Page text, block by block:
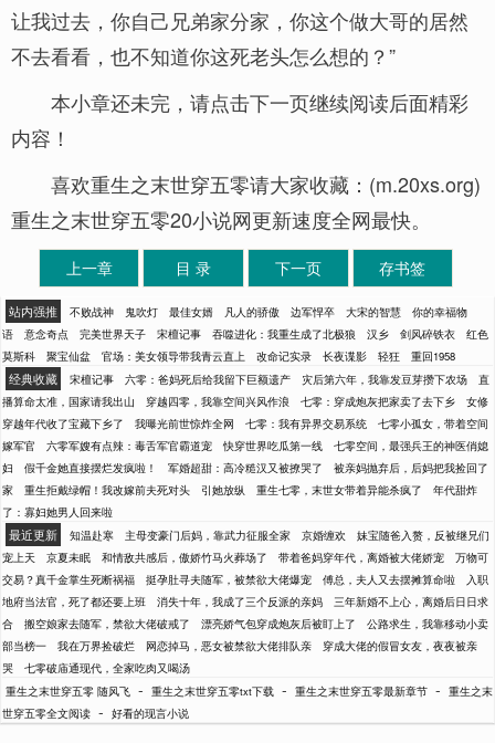
让我过去，你自己兄弟家分家，你这个做大哥的居然
不去看看，也不知道你这死老头怎么想的？”
本小章还未完，请点击下一页继续阅读后面精彩
内容！
喜欢重生之末世穿五零请大家收藏：(m.20xs.org)
重生之末世穿五零20小说网更新速度全网最快。
上一章 目 录 下一页 存书签
站内强推 不败战神 鬼吹灯 最佳女婿 凡人的骄傲 边军悍卒 大宋的智慧
你的幸福物
语
意念奇点 完美世界天子 宋檀记事 吞噬进化：我重生成了北极狼 汉乡 剑风碎铁衣
红色
莫斯科
聚宝仙盆 官场：美女领导带我青云直上 改命记实录 长夜谍影 轻狂 重回1958
经典收藏 宋檀记事 六零：爸妈死后给我留下巨额遗产 灾后第六年，我靠发豆芽攒下农场
直
播算命太准，国家请我出山
穿越四零，我靠空间兴风作浪 七零：穿成炮灰把家卖了去下乡
女修
穿越年代收了宝藏下乡了
我曝光前世惊炸全网 七零：我有异界交易系统
七零小孤女，带着空间
嫁军官
六零军嫂有点辣：毒舌军官霸道宠 快穿世界吃瓜第一线
七零空间，最强兵王的神医俏媳
妇
假千金她直接摆烂发疯啦！ 军婚超甜：高冷糙汉又被撩哭了
被亲妈抛弃后，后妈把我捡回了
家
重生拒戴绿帽！我改嫁前夫死对头 引她放纵 重生七零，末世女带着异能杀疯了
年代甜炸
了：寡妇她男人回来啦
最近更新 知温赴寒 主母变豪门后妈，靠武力征服全家 京婚缠欢
妹宝随爸入赘，反被继兄们
宠上天
京夏未眠 和情敌共感后，傲娇竹马火葬场了 带着爸妈穿年代，离婚被大佬娇宠
万物可
交易？真千金掌生死断祸福
挺孕肚寻夫随军，被禁欲大佬爆宠 傅总，夫人又去摆摊算命啦
入职
地府当法官，死了都还要上班
消失十年，我成了三个反派的亲妈
三年新婚不上心，离婚后日日求
合
搬空娘家去随军，禁欲大佬破戒了 漂亮娇气包穿成炮灰后被盯上了
公路求生，我靠移动小卖
部当榜一
我在万界捡破烂 网恋掉马，恶女被禁欲大佬排队亲
穿成大佬的假冒女友，夜夜被亲
哭
七零破庙通现代，全家吃肉又喝汤
重生之末世穿五零 随风飞 - 重生之末世穿五零txt下载 - 重生之末世穿五零最新章节 - 重生之末
世穿五零全文阅读 - 好看的现言小说